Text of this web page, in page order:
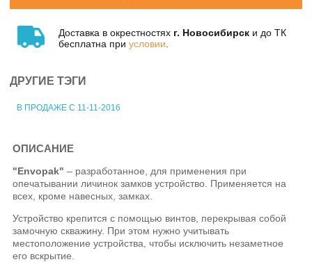
Доставка в окрестностях г. Новосибирск и до ТК
бесплатна при условии
ДРУГИЕ ТЭГИ
В ПРОДАЖЕ С 11-11-2016
ОПИСАНИЕ
"Envopak" – разработанное, для применения при
опечатывании личинок замков устройство. Применяется на
всех, кроме навесных, замках.
Устройство крепится с помощью винтов, перекрывая собой
замочную скважину. При этом нужно учитывать
местоположение устройства, чтобы исключить незаметное
его вскрытие.